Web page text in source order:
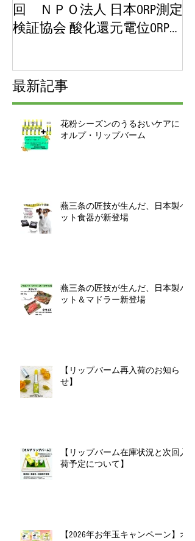
回 ＮＰＯ法人 日本ORP測定
検証協会 酸化還元電位ORP講
最新記事
花粉シーズンのうるおいケアに｜
オルプ・リップバーム
燕三条の匠技が生んだ、日本製ペ
ット食器が新登場
燕三条の匠技が生んだ、日本製バ
ット＆マドラー新登場
【リップバーム再入荷のお知ら
せ】
【リップバーム在庫状況と次回入
荷予定について】
【2026年お年玉キャンペーン】オ